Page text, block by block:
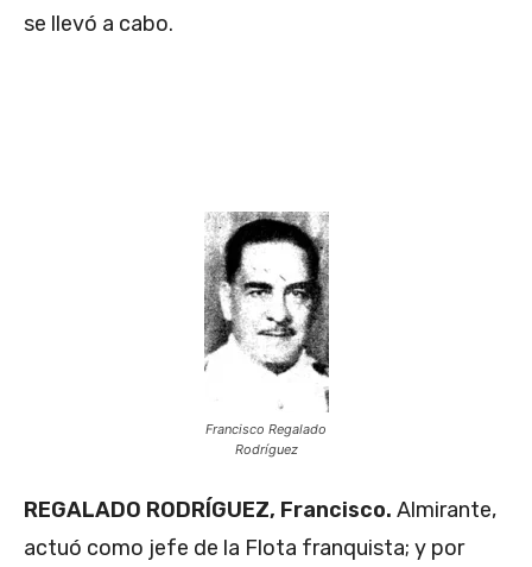
se llevó a cabo.
Francisco Regalado
Rodríguez
REGALADO RODRÍGUEZ, Francisco. Almirante,
actuó como jefe de la Flota franquista; y por